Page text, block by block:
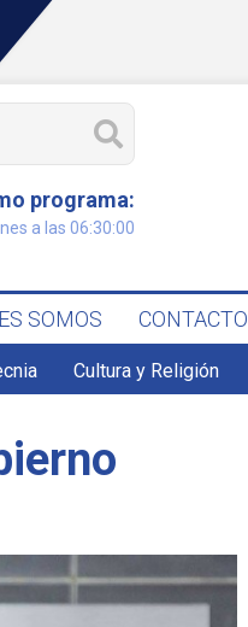
programa:
a las 06:30:00
SOMOS CONTACTO
Cultura y Religión